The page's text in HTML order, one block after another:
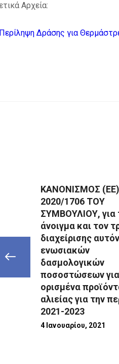
Αρχεία:
Περίληψη Δράσης για
ΚΑΝΟΝΙΣΜΟΣ (ΕΕ)
2020/1706 ΤΟΥ
ΣΥΜΒΟΥΛΙΟΥ, για
άνοιγμα και τον
διαχείρισης
ενωσιακών
δασμολογικών
ποσοστώσεων για
ορισμένα
αλιείας για την
2021-2023
4 Ιανουαρίου, 2021